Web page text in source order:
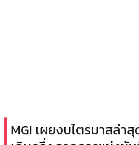
MGI เผยงบไตรมาสล่า